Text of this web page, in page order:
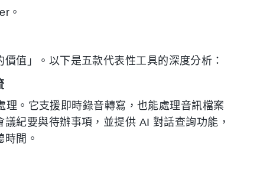
。
值」。以下是五款代表性工具的深度分析：
。它支援即時錄音轉寫，也能處理音訊檔案
紀要與待辦事項，並提供 AI 對話查詢功能，
間。